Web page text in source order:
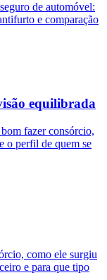
de automóvel:
e comparação
equilibrada
fazer consórcio,
o perfil de quem se
como ele surgiu
e para que tipo